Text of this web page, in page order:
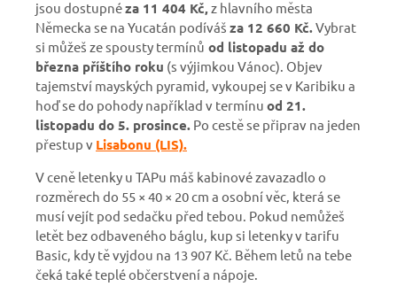
jsou dostupnéza 11 404 Kč,z hlavního města
Německa se na Yucatán podíváš za 12 660 Kč.Vybrat
si můžeš ze spousty termínů od listopadu až do
března příštího roku (s výjimkou Vánoc). Objev
tajemství mayských pyramid, vykoupej se v Karibiku a
hoď se do pohody například v termínu od 21.
listopadu do 5. prosince. Po cestě se připrav na jeden
přestup v Lisabonu (LIS).
V ceně letenky u TAPu máš kabinové zavazadlo o
rozměrech do 55 × 40 × 20 cm a osobní věc, která se
musí vejít pod sedačku před tebou. Pokud nemůžeš
letět bez odbaveného báglu, kup si letenky v tarifu
Basic, kdy tě vyjdou na 13 907 Kč. Během letů na tebe
čeká také teplé občerstvení a nápoje.